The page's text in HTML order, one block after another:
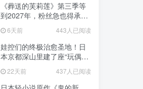
《葬送的芙莉莲》第三季等
到2027年，粉丝急也得承认
这次慢得有道理！
6天前 443人已阅读
娃控们的终极治愈圣地！日
本京都深山里建了座“玩偶神
社”，不仅能拍照还能给娃祈
福！22天前 437人已阅读